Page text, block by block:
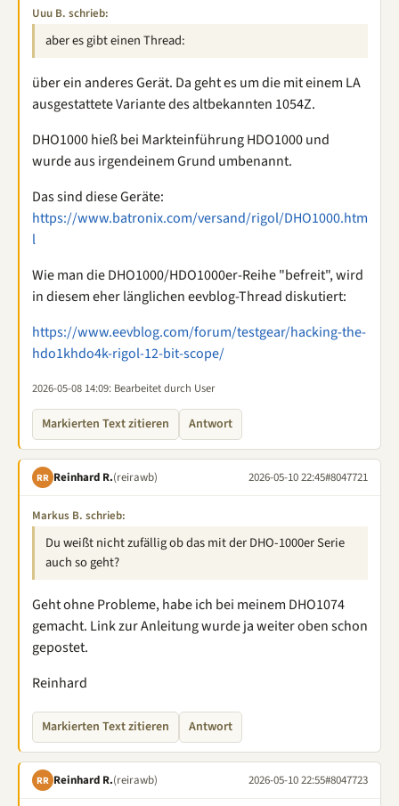
Uuu B. schrieb:
aber es gibt einen Thread:
über ein anderes Gerät. Da geht es um die mit einem LA
ausgestattete Variante des altbekannten 1054Z.
DHO1000 hieß bei Markteinführung HDO1000 und
wurde aus irgendeinem Grund umbenannt.
Das sind diese Geräte:
https://www.batronix.com/versand/rigol/DHO1000.htm
l
Wie man die DHO1000/HDO1000er-Reihe "befreit", wird
in diesem eher länglichen eevblog-Thread diskutiert:
https://www.eevblog.com/forum/testgear/hacking-the-
hdo1khdo4k-rigol-12-bit-scope/
2026-05-08 14:09: Bearbeitet durch User
Markierten Text zitieren Antwort
RR Reinhard R.(reirawb) 2026-05-10 22:45#8047721
Markus B. schrieb:
Du weißt nicht zufällig ob das mit der DHO-1000er Serie
auch so geht?
Geht ohne Probleme, habe ich bei meinem DHO1074
gemacht. Link zur Anleitung wurde ja weiter oben schon
gepostet.
Reinhard
Markierten Text zitieren Antwort
RR Reinhard R.(reirawb) 2026-05-10 22:55#8047723